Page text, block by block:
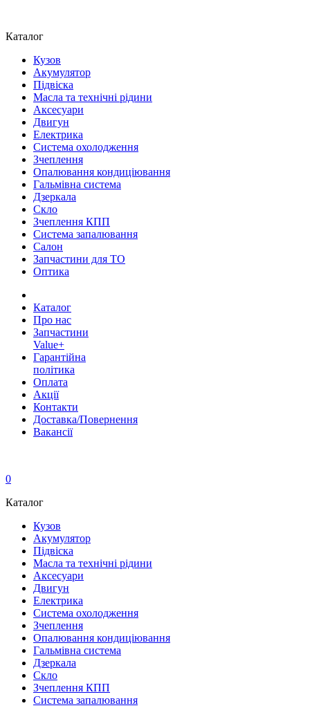
Каталог
Кузов
Акумулятор
Підвіска
Масла та технічні рідини
Аксесуари
Двигун
Електрика
Система охолодження
Зчеплення
Опалювання кондиціювання
Гальмівна система
Дзеркала
Скло
Зчеплення КПП
Система запалювання
Салон
Запчастини для ТО
Оптика
Каталог
Про нас
Запчастини
Value+
Гарантійна
політика
Оплата
Акції
Контакти
Доставка/Повернення
Вакансії
0
Каталог
Кузов
Акумулятор
Підвіска
Масла та технічні рідини
Аксесуари
Двигун
Електрика
Система охолодження
Зчеплення
Опалювання кондиціювання
Гальмівна система
Дзеркала
Скло
Зчеплення КПП
Система запалювання